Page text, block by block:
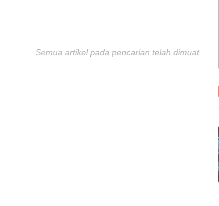
Semua artikel pada pencarian telah dimuat